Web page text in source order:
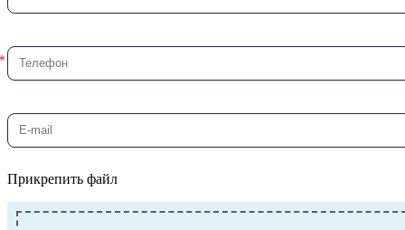
Прикрепить файл